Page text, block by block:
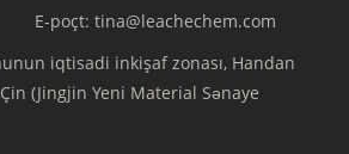
E-poçt: tina@leachechem.com
iqtisadi inkişaf zonası, Handan
(Jingjin Yeni Material Sənaye